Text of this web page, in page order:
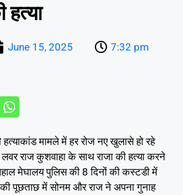
हत्या
June 15, 2025 7:32 pm
हत्याकांड मामले में हर रोज नए खुलासे हो रहे
राज कुशवाहा के साथ राजा की हत्या करने
मेघालय पुलिस की 8 दिनों की कस्टडी में
पूछताछ में सोनम और राज ने अपना गुनाह